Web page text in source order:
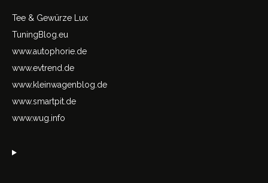
Tee & Gewürze Lux
TuningBlog.eu
www.autophorie.de
www.evtrend.de
www.kleinwagenblog.de
www.smartpit.de
www.wug.info